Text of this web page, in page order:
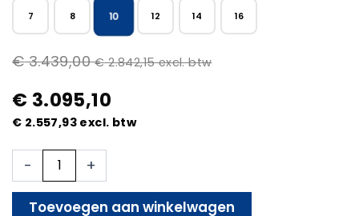
7 8 10 12 14 16
€3.439,00 €2.842,15excl. btw
€ 3.095,10
€ 2.557,93 excl. btw
-
Beveiligingscamera
-
Bekabeld
+
Toevoegen aan winkelwagen